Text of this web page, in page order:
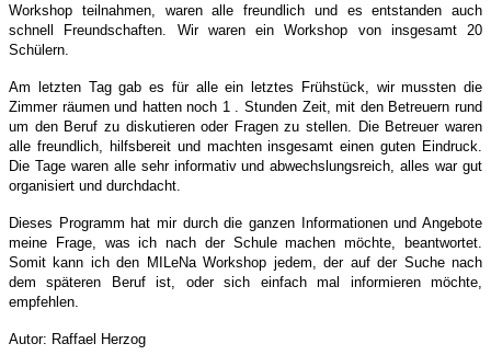
Workshop teilnahmen, waren alle freundlich und es entstanden auch
schnell Freundschaften. Wir waren ein Workshop von insgesamt 20
Schülern.
Am letzten Tag gab es für alle ein letztes Frühstück, wir mussten die
Zimmer räumen und hatten noch 1 . Stunden Zeit, mit den Betreuern rund
um den Beruf zu diskutieren oder Fragen zu stellen. Die Betreuer waren
alle freundlich, hilfsbereit und machten insgesamt einen guten Eindruck.
Die Tage waren alle sehr informativ und abwechslungsreich, alles war gut
organisiert und durchdacht.
Dieses Programm hat mir durch die ganzen Informationen und Angebote
meine Frage, was ich nach der Schule machen möchte, beantwortet.
Somit kann ich den MILeNa Workshop jedem, der auf der Suche nach
dem späteren Beruf ist, oder sich einfach mal informieren möchte,
empfehlen.
Autor: Raffael Herzog